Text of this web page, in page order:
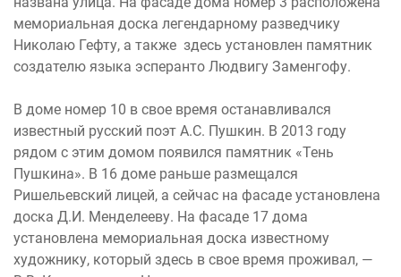
мемориальная доска легендарному разведчику
Николаю Гефту, а также здесь установлен памятник
создателю языка эсперанто Людвигу Заменгофу.
В доме номер 10 в свое время останавливался
известный русский поэт А.С. Пушкин. В 2013 году
рядом с этим домом появился памятник «Тень
Пушкина». В 16 доме раньше размещался
Ришельевский лицей, а сейчас на фасаде установлена
доска Д.И. Менделееву. На фасаде 17 дома
установлена мемориальная доска известному
художнику, который здесь в свое время проживал, —